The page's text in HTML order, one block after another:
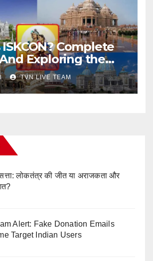
Complete
Exploring the
of ISKCON Temples
TVN LIVE TEAM
लोकतंत्र की जीत या अराजकता और
Alert: Fake Donation Emails
Target Indian Users